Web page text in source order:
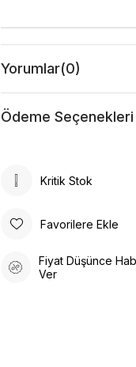
Yorumlar(0)
Ödeme Seçenekleri
Kritik Stok
Favorilere Ekle
Fiyat Düşünce
Ver